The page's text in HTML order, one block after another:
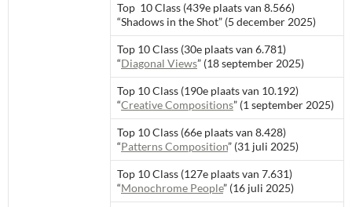
Top 10 Class (439e plaats van 8.566)
“Shadows in the Shot” (5 december 2025)
Top 10 Class (30e plaats van 6.781)
“Diagonal Views” (18 september 2025)
Top 10 Class (190e plaats van 10.192)
“Creative Compositions” (1 september 2025)
Top 10 Class (66e plaats van 8.428)
“Patterns Composition” (31 juli 2025)
Top 10 Class (127e plaats van 7.631)
“Monochrome People” (16 juli 2025)